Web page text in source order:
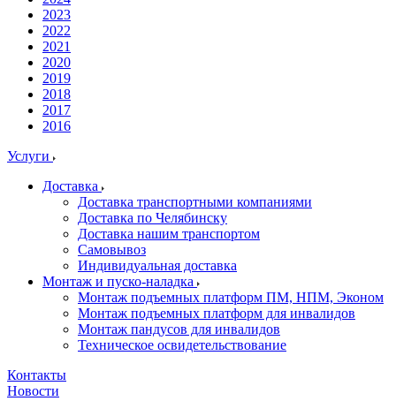
2023
2022
2021
2020
2019
2018
2017
2016
Услуги
Доставка
Доставка транспортными компаниями
Доставка по Челябинску
Доставка нашим транспортом
Самовывоз
Индивидуальная доставка
Монтаж и пуско-наладка
Монтаж подъемных платформ ПМ, НПМ, Эконом
Монтаж подъемных платформ для инвалидов
Монтаж пандусов для инвалидов
Техническое освидетельствование
Контакты
Новости